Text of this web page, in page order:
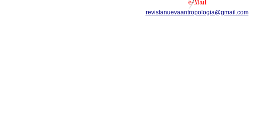
revistanuevaantropologia@gmail.com